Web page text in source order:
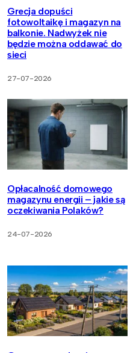
Grecja dopuści
fotowoltaikę i magazyn na
balkonie. Nadwyżek nie
będzie można oddawać do
sieci
27-07-2026
Opłacalność domowego
magazynu energii – jakie są
oczekiwania Polaków?
24-07-2026